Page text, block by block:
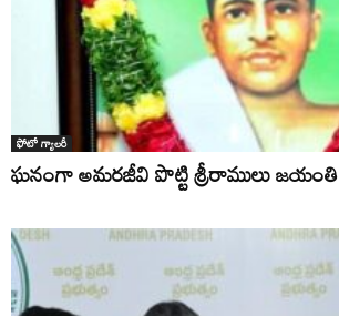
ఫోటో గ్యాలరీ
ఘనంగా అమరజీవి పొట్టి శ్రీరాములు జయంతి